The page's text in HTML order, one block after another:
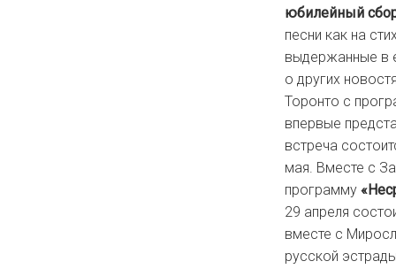
юбилейный
песни как на
выдержанные в
о других
Торонто с
впервые
встреча
мая. Вместе с
программу
29 апреля
вместе с
русской